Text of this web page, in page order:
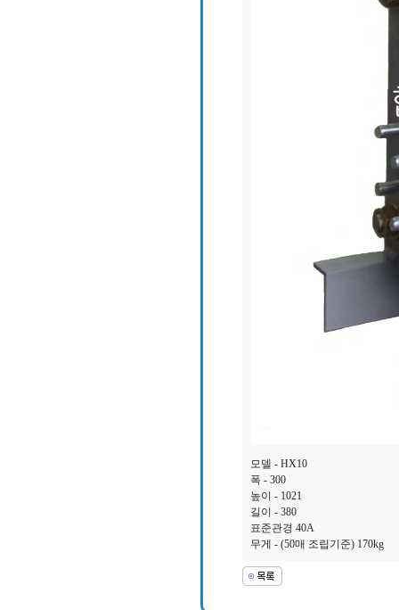
모델 - HX10
폭 - 300
높이 - 1021
길이 - 380
표준관경 40A
무게 - (50매 조립기준) 170kg